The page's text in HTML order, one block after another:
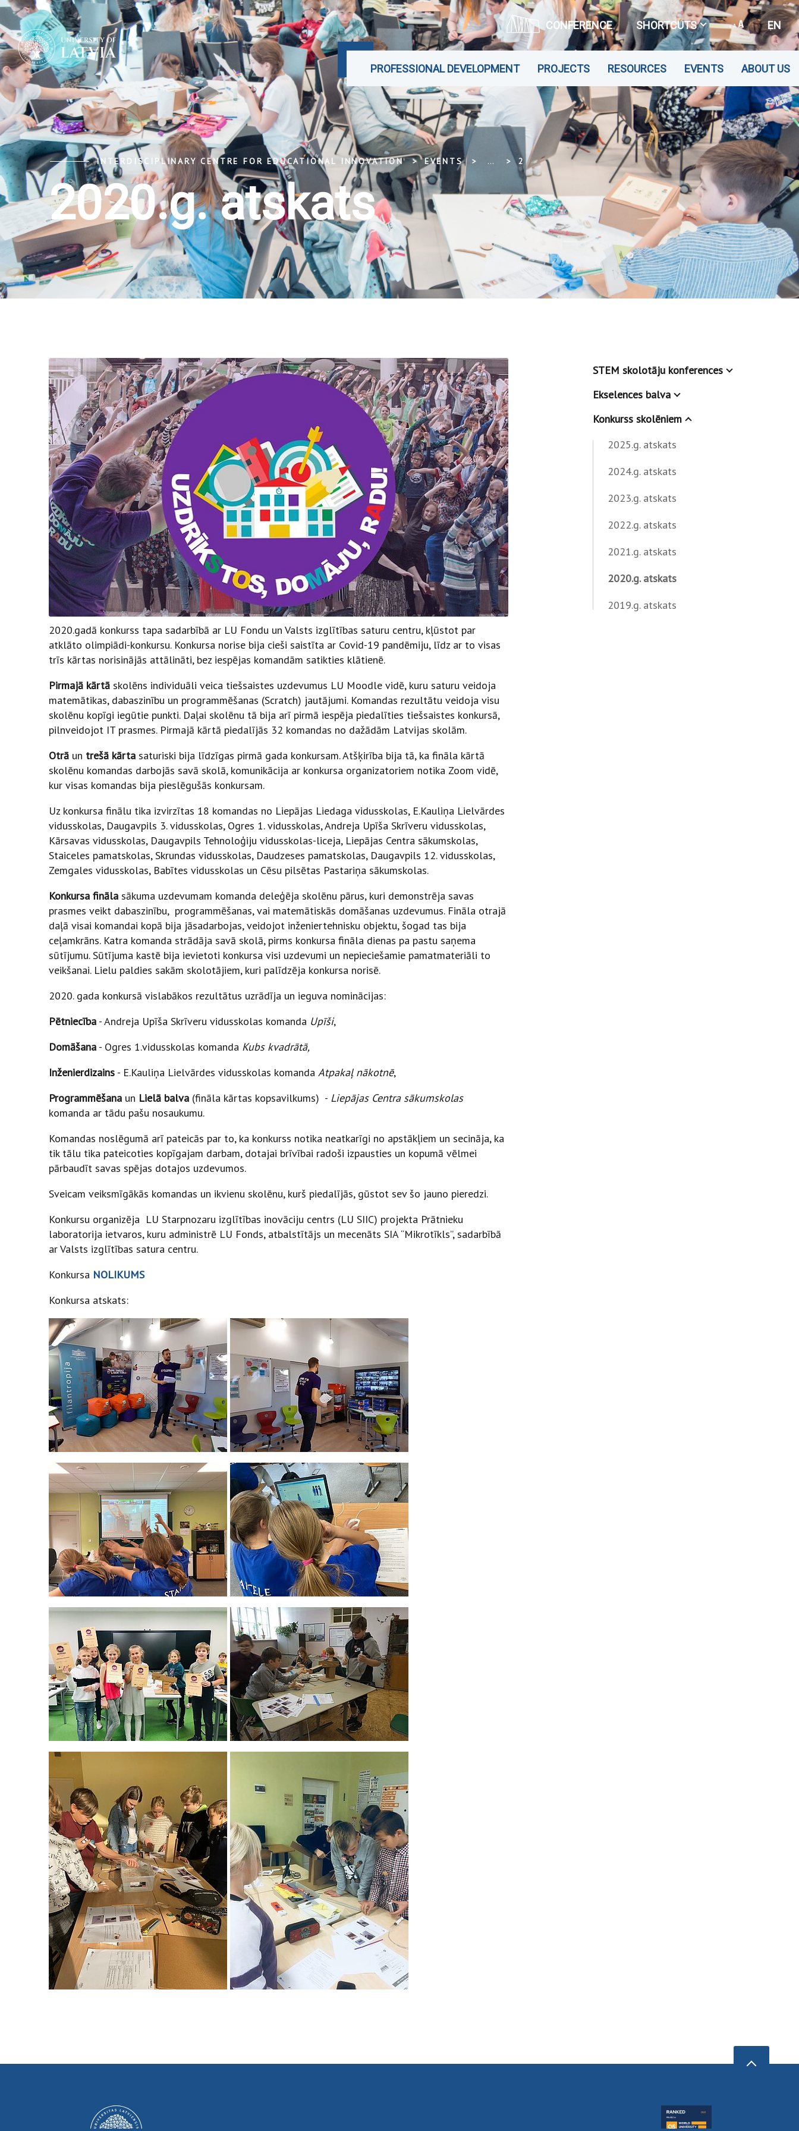
CONFERENCE SHORTCUTS EN
PROFESSIONAL DEVELOPMENT PROJECTS RESOURCES EVENTS ABOUT US
INTERDISCIPLINARY CENTRE FOR EDUCATIONAL INNOVATION EVENTS ... 2020.G. ATSKATS
2020.g. atskats
2020.gadā konkurss tapa sadarbībā ar LU Fondu un Valsts izglītības saturu centru, kļūstot par
atklāto olimpiādi-konkursu. Konkursa norise bija cieši saistīta ar Covid-19 pandēmiju, līdz ar to visas
trīs kārtas norisinājās attālināti, bez iespējas komandām satikties klātienē.
Pirmajā kārtā skolēns individuāli veica tiešsaistes uzdevumus LU Moodle vidē, kuru saturu veidoja
matemātikas, dabaszinību un programmēšanas (Scratch) jautājumi. Komandas rezultātu veidoja visu
skolēnu kopīgi iegūtie punkti. Daļai skolēnu tā bija arī pirmā iespēja piedalīties tiešsaistes konkursā,
pilnveidojot IT prasmes. Pirmajā kārtā piedalījās 32 komandas no dažādām Latvijas skolām.
Otrā un trešā kārta saturiski bija līdzīgas pirmā gada konkursam. Atšķirība bija tā, ka fināla kārtā
skolēnu komandas darbojās savā skolā, komunikācija ar konkursa organizatoriem notika Zoom vidē,
kur visas komandas bija pieslēgušās konkursam.
Uz konkursa finālu tika izvirzītas 18 komandas no Liepājas Liedaga vidusskolas, E.Kauliņa Lielvārdes
vidusskolas, Daugavpils 3. vidusskolas, Ogres 1. vidusskolas, Andreja Upīša Skrīveru vidusskolas,
Kārsavas vidusskolas, Daugavpils Tehnoloģiju vidusskolas-liceja, Liepājas Centra sākumskolas,
Staiceles pamatskolas, Skrundas vidusskolas, Daudzeses pamatskolas, Daugavpils 12. vidusskolas,
Zemgales vidusskolas, Babītes vidusskolas un Cēsu pilsētas Pastariņa sākumskolas.
Konkursa fināla sākuma uzdevumam komanda deleģēja skolēnu pārus, kuri demonstrēja savas
prasmes veikt dabaszinību, programmēšanas, vai matemātiskās domāšanas uzdevumus. Fināla otrajā
daļā visai komandai kopā bija jāsadarbojas, veidojot inženiertehnisku objektu, šogad tas bija
ceļamkrāns. Katra komanda strādāja savā skolā, pirms konkursa fināla dienas pa pastu saņema
sūtījumu. Sūtījuma kastē bija ievietoti konkursa visi uzdevumi un nepieciešamie pamatmateriāli to
veikšanai. Lielu paldies sakām skolotājiem, kuri palīdzēja konkursa norisē.
2020. gada konkursā vislabākos rezultātus uzrādīja un ieguva nominācijas:
Pētniecība - Andreja Upīša Skrīveru vidusskolas komanda Upīši,
Domāšana - Ogres 1.vidusskolas komanda Kubs kvadrātā,
Inženierdizains - E.Kauliņa Lielvārdes vidusskolas komanda Atpakaļ nākotnē,
Programmēšana un Lielā balva (fināla kārtas kopsavilkums) - Liepājas Centra sākumskolas
komanda ar tādu pašu nosaukumu.
Komandas noslēgumā arī pateicās par to, ka konkurss notika neatkarīgi no apstākļiem un secināja, ka
tik tālu tika pateicoties kopīgajam darbam, dotajai brīvībai radoši izpausties un kopumā vēlmei
pārbaudīt savas spējas dotajos uzdevumos.
Sveicam veiksmīgākās komandas un ikvienu skolēnu, kurš piedalījās, gūstot sev šo jauno pieredzi.
Konkursu organizēja LU Starpnozaru izglītības inovāciju centrs (LU SIIC) projekta Prātnieku
laboratorija ietvaros, kuru administrē LU Fonds, atbalstītājs un mecenāts SIA “Mikrotīkls”, sadarbībā
ar Valsts izglītības satura centru.
Konkursa NOLIKUMS
Konkursa atskats:
STEM skolotāju konferences
Ekselences balva
Konkurss skolēniem
2025.g. atskats
2024.g. atskats
2023.g. atskats
2022.g. atskats
2021.g. atskats
2020.g. atskats
2019.g. atskats